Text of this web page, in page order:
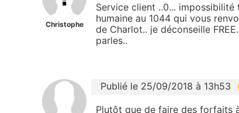
Christophe
Service client ..0...
humaine au 1044 qui vous
de Charlot.. je déconseille
parles..
Publié le 25/09/2018 à 13h53
Plutôt que de faire des forfaits